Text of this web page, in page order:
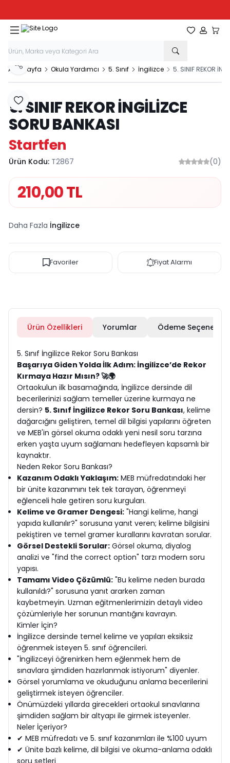
Favorilerim
Hesabım
Ana Sayfa Okula Yardımcı 5. Sınıf İngilizce 5. SINIF REKOR
Favoriye Ekle
Paylaş
5. SINIF REKOR İNGİLİZCE
SORU BANKASI
Startfen
Ürün Kodu: T2867 (0)
210,00TL
Daha Fazla İngilizce
Favoriler Fiyat Alarmı
Ürün Özellikleri Yorumlar Ödeme Seçenekleri
5. Sınıf İngilizce Rekor Soru Bankası
Başarıya Giden Yolda İlk Adım: İngilizce’de Rekor
Kırmaya Hazır Mısın? 🚀🌍
Ortaokulun ilk basamağında, İngilizce dersinde dil
becerilerinizi sağlam temeller üzerine kurmaya ne
dersin? 5. Sınıf İngilizce Rekor Soru Bankası, kelime
dağarcığını geliştiren, temel dil bilgisi yapılarını öğreten
ve MEB'in görsel okuma odaklı yeni nesil soru tarzına
erken yaşta uyum sağlamanı hedefleyen kapsamlı bir
kaynaktır.
Neden Rekor Soru Bankası?
Kazanım Odaklı Yaklaşım: MEB müfredatındaki her
bir ünite kazanımını tek tek tarayan, öğrenmeyi
eğlenceli hale getiren soru kurguları.
Kelime ve Gramer Dengesi: "Hangi kelime, hangi
yapıda kullanılır?" sorusuna yanıt veren; kelime bilgisini
pekiştiren ve temel gramer kurallarını kavratan sorular.
Görsel Destekli Sorular: Görsel okuma, diyalog
analizi ve "find the correct option" tarzı modern soru
yapısı.
Tamamı Video Çözümlü: "Bu kelime neden burada
kullanıldı?" sorusuna yanıt ararken zaman
kaybetmeyin. Uzman eğitmenlerimizin detaylı video
çözümleriyle her sorunun mantığını kavrayın.
Kimler İçin?
İngilizce dersinde temel kelime ve yapıları eksiksiz
öğrenmek isteyen 5. sınıf öğrencileri.
"İngilizceyi öğrenirken hem eğlenmek hem de
sınavlara şimdiden hazırlanmak istiyorum" diyenler.
Görsel yorumlama ve okuduğunu anlama becerilerini
geliştirmek isteyen öğrenciler.
Önümüzdeki yıllarda girecekleri ortaokul sınavlarına
şimdiden sağlam bir altyapı ile girmek isteyenler.
Neler İçeriyor?
✔ MEB müfredatı ve 5. sınıf kazanımları ile %100 uyum
✔ Ünite bazlı kelime, dil bilgisi ve okuma-anlama odaklı
soru setleri